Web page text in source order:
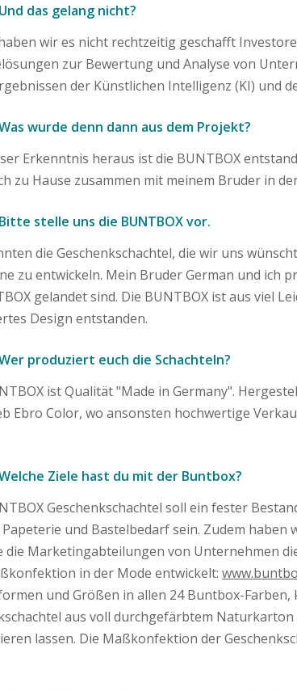
das gelang nicht?
wir es nicht rechtzeitig geschafft
zur Bewertung und Analyse von
der Künstlichen Intelligenz (KI) und
wurde denn dann aus dem Projekt?
Erkenntnis heraus ist die BUNTBOX
zu Hause zusammen mit meinem Bruder in
stelle uns die BUNTBOX vor.
die Geschenkschachtel, die wir uns
zu entwickeln. Mein Bruder German und ich
gelandet sind. Die BUNTBOX ist aus viel
Design entstanden.
produziert euch die Schachteln?
ist Qualität "Made in Germany".
Ebro Color, wo ansonsten hochwertige
Ziele hast du mit der Buntbox?
Geschenkschachtel soll ein fester
und Bastelbedarf sein. Zudem haben
die Marketingabteilungen von Unternehmen
in der Mode entwickelt:
und Größen in allen 24 Buntbox-
aus voll durchgefärbtem
lassen. Die Maßkonfektion der